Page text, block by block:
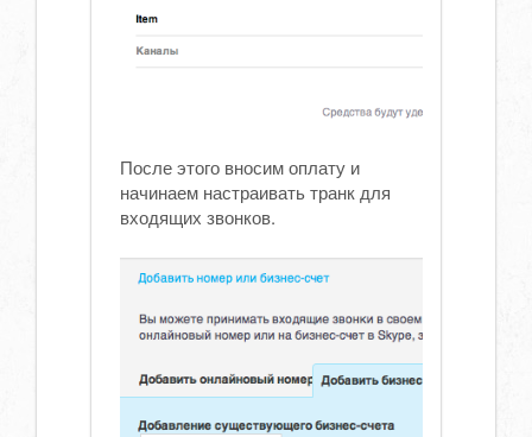
После этого вносим оплату и
начинаем настраивать транк для
входящих звонков.